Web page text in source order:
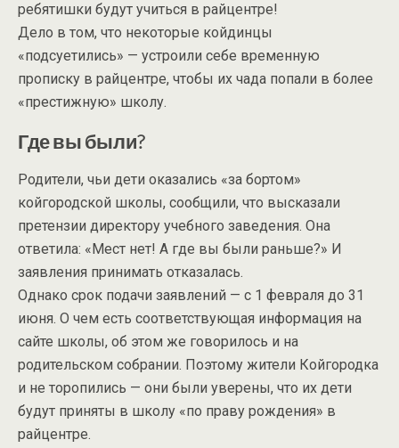
ребятишки будут учиться в райцентре!
Дело в том, что некоторые койдинцы
«подсуетились» — устроили себе временную
прописку в райцентре, чтобы их чада попали в более
«престижную» школу.
Где вы были?
Родители, чьи дети оказались «за бортом»
койгородской школы, сообщили, что высказали
претензии директору учебного заведения. Она
ответила: «Мест нет! А где вы были раньше?» И
заявления принимать отказалась.
Однако срок подачи заявлений — с 1 февраля до 31
июня. О чем есть соответствующая информация на
сайте школы, об этом же говорилось и на
родительском собрании. Поэтому жители Койгородка
и не торопились — они были уверены, что их дети
будут приняты в школу «по праву рождения» в
райцентре.